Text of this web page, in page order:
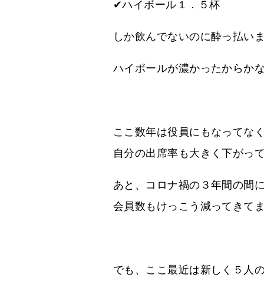
✔ハイボール１．５杯
しか飲んでないのに酔っ払いま
ハイボールが濃かったからかな
ここ数年は役員にもなってな
自分の出席率も大きく下がって
あと、コロナ禍の３年間の間に
会員数もけっこう減ってきてま
でも、ここ最近は新しく５人